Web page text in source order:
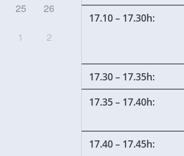
17.10 – 17.30h:
17.30 – 17.35h:
17.35 – 17.40h:
17.40 – 17.45h:
25 26
1 2